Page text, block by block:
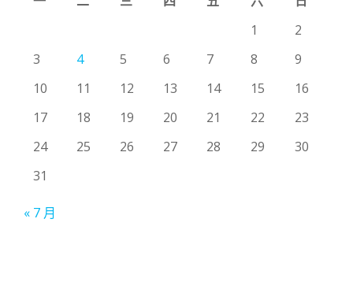
1
2
3
4 5 6 7 8
9
10
11 12 13 14 15
16
17
18 19 20 21 22
23
24
25 26 27 28 29
30
31
« 7 月